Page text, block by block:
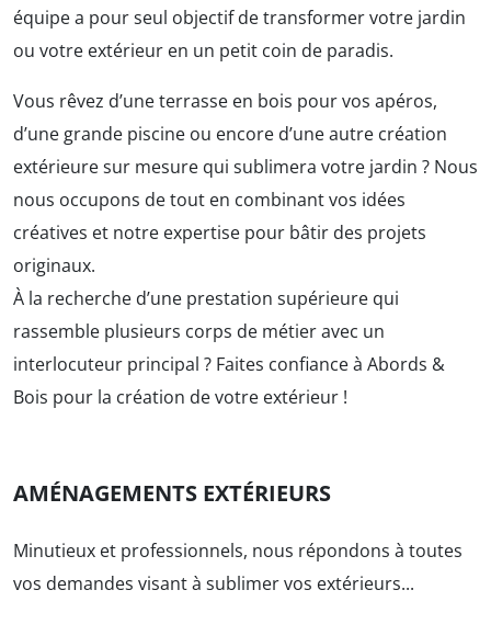
équipe a pour seul objectif de transformer votre jardin
ou votre extérieur en un petit coin de paradis.
Vous rêvez d’une terrasse en bois pour vos apéros,
d’une grande piscine ou encore d’une autre création
extérieure sur mesure qui sublimera votre jardin ? Nous
nous occupons de tout en combinant vos idées
créatives et notre expertise pour bâtir des projets
originaux.
À la recherche d’une prestation supérieure qui
rassemble plusieurs corps de métier avec un
interlocuteur principal ? Faites confiance à Abords &
Bois pour la création de votre extérieur !
AMÉNAGEMENTS EXTÉRIEURS
Minutieux et professionnels, nous répondons à toutes
vos demandes visant à sublimer vos extérieurs...